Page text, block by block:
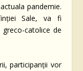
pandemie.
Sale, va fi
greco-catolice de
participanții vor